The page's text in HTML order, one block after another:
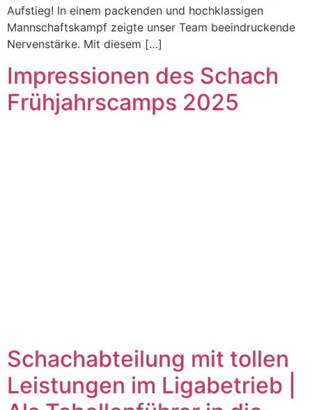
Aufstieg! In einem packenden und hochklassigen
Mannschaftskampf zeigte unser Team beeindruckende
Nervenstärke. Mit diesem […]
Impressionen des Schach
Frühjahrscamps 2025
Schachabteilung mit tollen
Leistungen im Ligabetrieb |